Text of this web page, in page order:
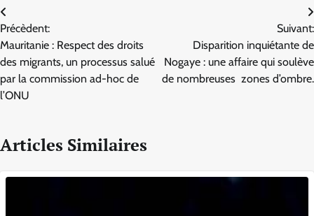
Navigation
de
l’article
Précèdent:
Mauritanie : Respect des droits
des migrants, un processus salué
par la commission ad-hoc de
l’ONU
Suivant:
Disparition inquiétante de
Nogaye : une affaire qui soulève
de nombreuses zones d’ombre.
Articles Similaires